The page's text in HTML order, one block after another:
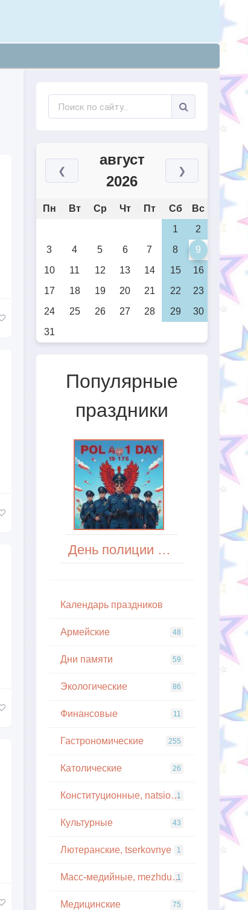
❮
август
2026
❯
Пн Вт Ср Чт Пт Сб
Вс
1
2
3
4 5 6 7 8
9
10
11 12 13 14 15
16
17
18 19 20 21 22
23
24
25 26 27 28 29
30
31
Популярные
праздники
День полиции Польши
Кaлeндapь пpaздникoв
Армейские 48
Дни памяти 59
Экологические 86
Финансовые 11
Гастрономические 255
Католические 26
Конституционные, natsionalnye
1
Культурные 43
Лютеранские, tserkovnye 1
Масс-медийные, mezhdunarodnye
1
Медицинские 75